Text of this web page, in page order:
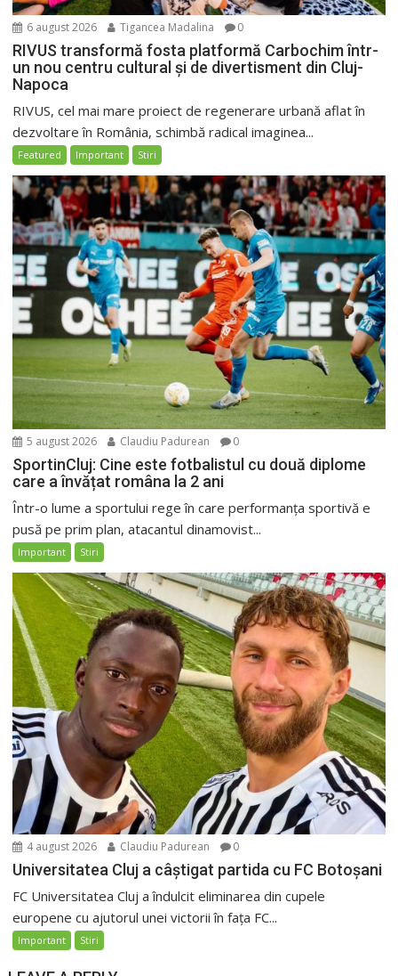
6 august 2026 Tigancea Madalina 0
RIVUS transformă fosta platformă Carbochim într-
un nou centru cultural și de divertisment din Cluj-
Napoca
RIVUS, cel mai mare proiect de regenerare urbană aflat în
dezvoltare în România, schimbă radical imaginea...
Featured Important Stiri
5 august 2026 Claudiu Padurean 0
SportinCluj: Cine este fotbalistul cu două diplome
care a învățat româna la 2 ani
Într-o lume a sportului rege în care performanța sportivă e
pusă pe prim plan, atacantul dinamovist...
Important Stiri
4 august 2026 Claudiu Padurean 0
Universitatea Cluj a câștigat partida cu FC Botoșani
FC Universitatea Cluj a îndulcit eliminarea din cupele
europene cu ajutorul unei victorii în fața FC...
Important Stiri